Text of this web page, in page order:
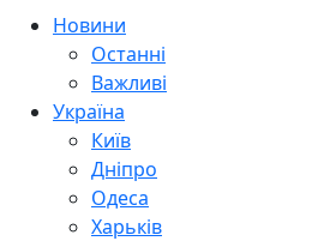
Новини
Останні
Важливі
Україна
Київ
Дніпро
Одеса
Харьків